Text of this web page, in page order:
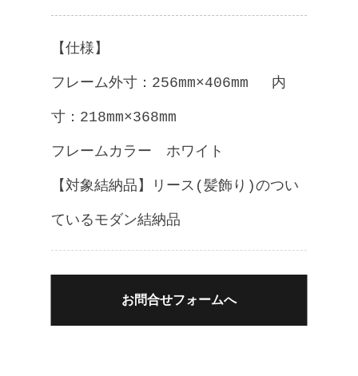
【仕様】
フレーム外寸：256mm×406mm 内
寸：218mm×368mm
フレームカラー ホワイト
【対象結納品】リース(髪飾り)のつい
ているモダン結納品
お問合せフォームへ